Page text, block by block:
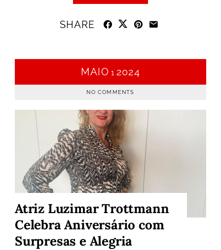
SHARE
MAIO 1 2024
NO COMMENTS
Atriz Luzimar Trottmann
Celebra Aniversário com
Surpresas e Alegria